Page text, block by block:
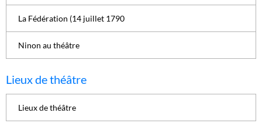
La Fédération (14 juillet 1790
Ninon au théâtre
Lieux de théâtre
Lieux de théâtre